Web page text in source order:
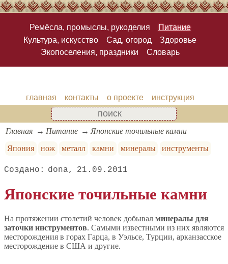
Ремёсла, промыслы, рукоделия
Питание
Культура, искусство
Сад, огород
Здоровье
Экопоселения, праздники
Словарь
главная контакты о проекте инструкция
Главная Питание
Японские точильные камни
Япония
нож металл камни минералы инструменты
dona 21.09.2011
Японские точильные камни
На протяжении столетий человек добывал минералы для
заточки инструментов. Самыми известными из них являются
месторождения в горах Гарца, в Уэльсе, Турции, арканзасское
месторождение в США и другие.